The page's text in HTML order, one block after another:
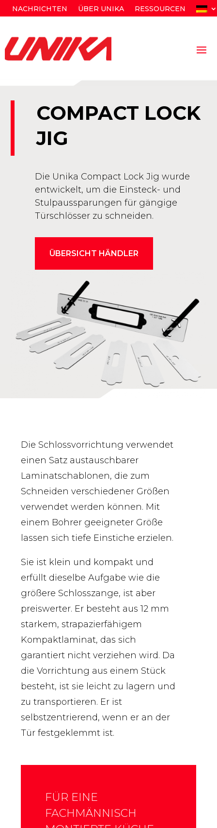
NACHRICHTEN ÜBER UNIKA RESSOURCEN
COMPACT LOCK
JIG
Die Unika Compact Lock Jig wurde
entwickelt, um die Einsteck- und
Stulpaussparungen für gängige
Türschlösser zu schneiden.
ÜBERSICHT HÄNDLER
Die Schlossvorrichtung verwendet
einen Satz austauschbarer
Laminatschablonen, die zum
Schneiden verschiedener Größen
verwendet werden können. Mit
einem Bohrer geeigneter Größe
lassen sich tiefe Einstiche erzielen.
Sie ist klein und kompakt und
erfüllt dieselbe Aufgabe wie die
größere Schlosszange, ist aber
preiswerter. Er besteht aus 12 mm
starkem, strapazierfähigem
Kompaktlaminat, das sich
garantiert nicht verziehen wird. Da
die Vorrichtung aus einem Stück
besteht, ist sie leicht zu lagern und
zu transportieren. Er ist
selbstzentrierend, wenn er an der
Tür festgeklemmt ist.
FÜR EINE
FACHMÄNNISCH